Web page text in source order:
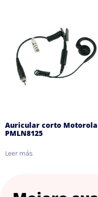
Auricular corto Motorola
PMLN8125
Leer más